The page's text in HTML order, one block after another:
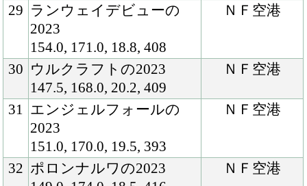
41 コンダクトレスの2023
157.5, 171.0, 20.0, 447
ＮＦ空港
デスティノアーラの2023
151.0, 168.0, 19.8, 391
43 サバンナズチョイスの
2023
156.0, 180.5, 20.8, 453
ＮＦ空港
44 プラチナブロンドの2023
150.0, 173.5, 19.7, 438
ＮＦ早来
ローズノーブルの2023
151.0, 169.5, 20.1, 418
46 パドゥヴァルスの2023
151.5, 169.0, 19.1, 415
ＮＦ空港